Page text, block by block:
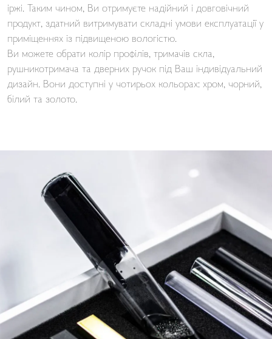
іржі. Таким чином, Ви отримуєте надійний і довговічний
продукт, здатний витримувати складні умови експлуатації у
приміщеннях із підвищеною вологістю.
Ви можете обрати колір профілів, тримачів скла,
рушникотримача та дверних ручок під Ваш індивідуальний
дизайн. Вони доступні у чотирьох кольорах: хром, чорний,
білий та золото.